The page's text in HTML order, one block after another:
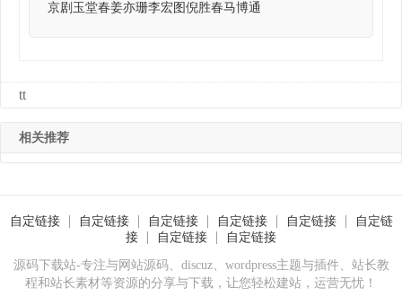
京剧玉堂春姜亦珊李宏图倪胜春马博通
tt
相关推荐
自定链接 自定链接 自定链接 自定链接 自定链接
自定链
接
自定链接 自定链接
源码下载站-专注与网站源码、discuz、wordpress主题与插件、站长教
程和站长素材等资源的分享与下载，让您轻松建站，运营无忧！